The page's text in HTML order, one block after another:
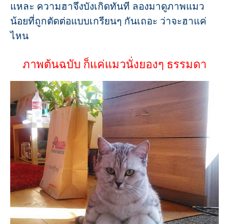
แหละ ความฮาจึงบังเกิดทันที ลองมาดูภาพแมว
น้อยที่ถูกตัดต่อแบบเกรียนๆ กันเถอะ ว่าจะฮาแค่
ไหน
ภาพต้นฉบับ ก็แค่แมวนั่งยองๆ ธรรมดา